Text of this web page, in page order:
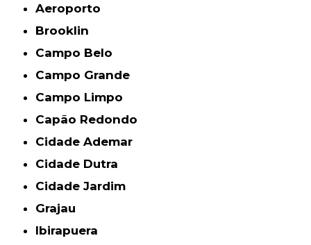
Aeroporto
Brooklin
Campo Belo
Campo Grande
Campo Limpo
Capão Redondo
Cidade Ademar
Cidade Dutra
Cidade Jardim
Grajau
Ibirapuera